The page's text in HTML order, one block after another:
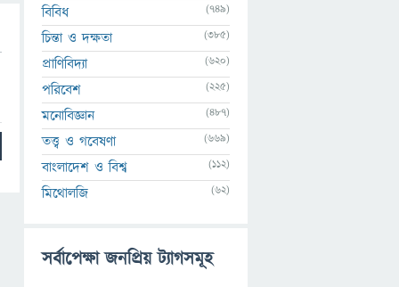
বিবিধ (749)
চিন্তা ও দক্ষতা (385)
প্রাণিবিদ্যা (620)
পরিবেশ (225)
মনোবিজ্ঞান (487)
তত্ত্ব ও গবেষণা (669)
বাংলাদেশ ও বিশ্ব (112)
মিথোলজি (62)
সর্বাপেক্ষা জনপ্রিয় ট্যাগসমূহ